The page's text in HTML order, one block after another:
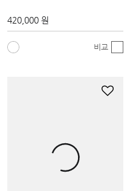
420,000 원
비교